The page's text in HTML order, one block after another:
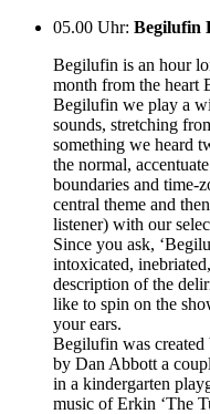
05.00 Uhr: Begilufin
Begilufin is an hour
month from the heart
Begilufin we play a
sounds, stretching
something we heard
the normal,
boundaries and time-
central theme and
listener) with our
Since you ask,
intoxicated,
description of the
like to spin on the
your ears.
Begilufin was
by Dan Abbott a
in a kindergarten
music of Erkin ‘The